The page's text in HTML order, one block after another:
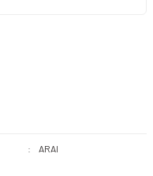
ARAI